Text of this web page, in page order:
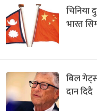
चिनिया
भारत
बिल
दान दिदै